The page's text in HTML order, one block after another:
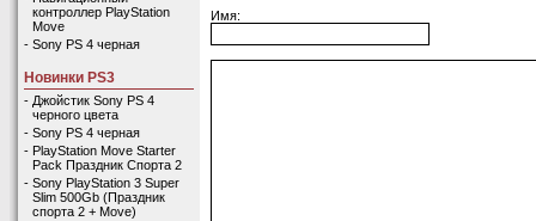
контроллер PlayStation
Move
- Sony PS 4 черная
Новинки PS3
- Джойстик Sony PS 4
черного цвета
- Sony PS 4 черная
- PlayStation Move Starter
Pack Праздник Спорта 2
- Sony PlayStation 3 Super
Slim 500Gb (Праздник
спорта 2 + Move)
Имя: